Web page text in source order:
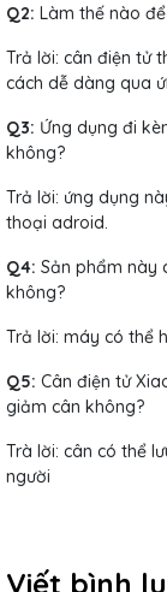
Q2: Làm thế nào
Trả lời: cân điện tử
cách dễ dàng qua
Q3: Ứng dụng đi
không?
Trả lời: ứng dụng
thoại adroid.
Q4: Sản phẩm này
không?
Trả lời: máy có thể
Q5: Cân điện tử
giảm cân không?
Trà lời: cân có thể
người
Viết bình